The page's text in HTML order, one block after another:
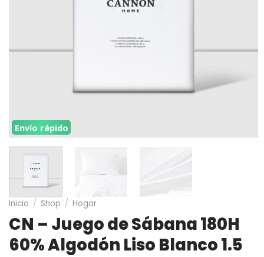
Envío rápido
Inicio / Shop / Hogar
CN – Juego de Sábana 180H
60% Algodón Liso Blanco 1.5